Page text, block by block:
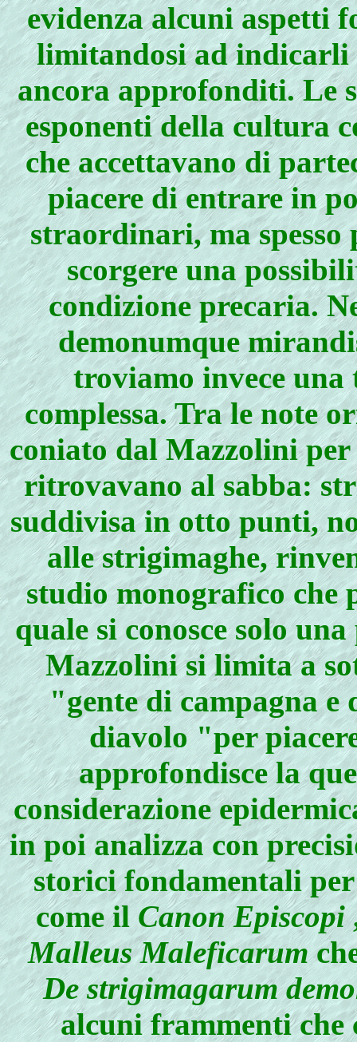
evidenza alcuni aspetti
limitandosi ad indicarli
ancora approfonditi. Le
esponenti della cultura
che accettavano di
piacere di entrare in
straordinari, ma spesso
scorgere una
condizione precaria.
demonumque
troviamo invece
complessa. Tra le note
coniato dal Mazzolini
ritrovavano al sabba:
suddivisa in otto punti,
alle strigimaghe,
studio monografico che
quale si conosce solo
Mazzolini si limita a
"gente di campagna e
diavolo "per
approfondisce la
considerazione
in poi analizza con
storici fondamentali
come ilCanon Episcopi
Malleus Maleficarum
De strigimagarum
alcuni frammenti che